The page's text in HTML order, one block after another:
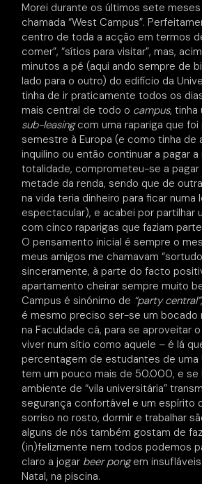
Morei durante os últimos sete meses
chamada “West Campus”.
centro de toda a acção em termos
comer”, “sítios para visitar”, mas,
minutos a pé (aqui ando sempre de
lado para o outro) do edifício da
tinha de ir praticamente todos os
mais central de todo o campus,
sub-leasingcom uma rapariga que foi
semestre à Europa (e como tinha de
inquilino ou então continuar a pagar a
totalidade, comprometeu-se a
metade da renda, sendo que de
na vida teria dinheiro para ficar numa
espectacular), e acabei por partilhar
com cinco raparigas que faziam
O pensamento inicial é sempre o
meus amigos me chamavam
sinceramente, à parte do facto
apartamento cheirar sempre muito
Campus é sinónimo de “party central”
é mesmo preciso ser-se um bocado
na Faculdade cá, para se aproveitar o
viver num sítio como aquele – é lá
percentagem de estudantes de uma
tem um pouco mais de 50.000, e se
ambiente de “vila universitária”
segurança confortável e um espírito
sorriso no rosto, dormir e trabalhar
alguns de nós também gostam de
(in)felizmente nem todos podemos
claro a jogar beer pongem
Natal, na piscina.